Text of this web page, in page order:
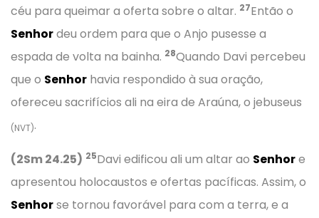
céu para queimar a oferta sobre o altar. 27Então o
Senhordeu ordem para que o Anjo pusesse a
espada de volta na bainha. 28Quando Davi percebeu
que o Senhor havia respondido à sua oração,
ofereceu sacrifícios ali na eira de Araúna, o jebuseus
(NVT).
(2Sm 24.25) 25Davi edificou ali um altar ao Senhore
apresentou holocaustos e ofertas pacíficas. Assim, o
Senhorse tornou favorável para com a terra, e a